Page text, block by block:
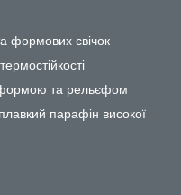
формових свічок
формою та рельєфом
парафін високої